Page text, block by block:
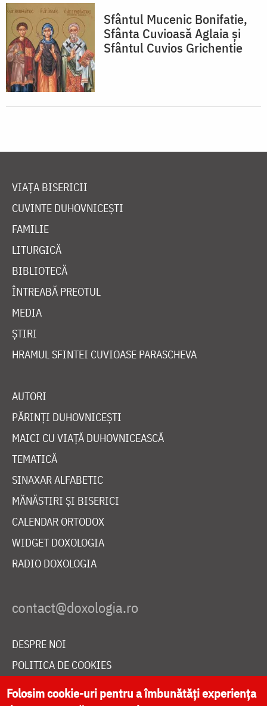
Sfântul Mucenic Bonifatie,
Sfânta Cuvioasă Aglaia și
Sfântul Cuvios Grichentie
VIAȚA BISERICII
CUVINTE DUHOVNICEȘTI
FAMILIE
LITURGICĂ
BIBLIOTECĂ
ÎNTREABĂ PREOTUL
MEDIA
ȘTIRI
HRAMUL SFINTEI CUVIOASE PARASCHEVA
AUTORI
PĂRINȚI DUHOVNICEȘTI
MAICI CU VIAȚĂ DUHOVNICEASCĂ
TEMATICĂ
SINAXAR ALFABETIC
MĂNĂSTIRI ȘI BISERICI
CALENDAR ORTODOX
WIDGET DOXOLOGIA
RADIO DOXOLOGIA
DESPRE NOI
POLITICA DE COOKIES
DONEAZĂ ONLINE PENTRU CATEDRALA NAȚIONALĂ
Folosim cookie-uri pentru a îmbunătăți experiența